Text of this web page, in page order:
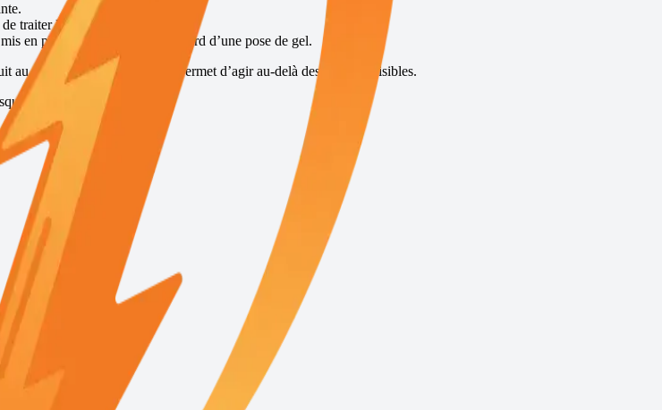
traiter l’ensemble de la colonie.
en place, suivi 15 jours plus tard d’une pose de gel.
reste de la colonie, ce qui permet d’agir au-delà des insectes visibles.
de récidive.